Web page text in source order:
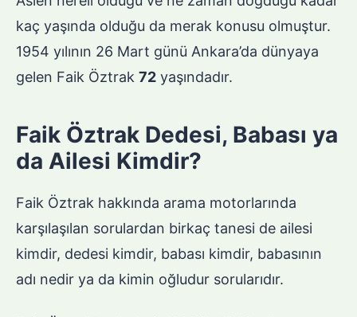
kaç yaşında olduğu da merak konusu olmuştur.
1954 yılının 26 Mart günü Ankara’da dünyaya
gelen Faik Öztrak 72 yaşındadır.
Faik Öztrak Dedesi, Babası ya
da Ailesi Kimdir?
Faik Öztrak hakkında arama motorlarında
karşılaşılan sorulardan birkaç tanesi de ailesi
kimdir, dedesi kimdir, babası kimdir, babasının
adı nedir ya da kimin oğludur sorularıdır.